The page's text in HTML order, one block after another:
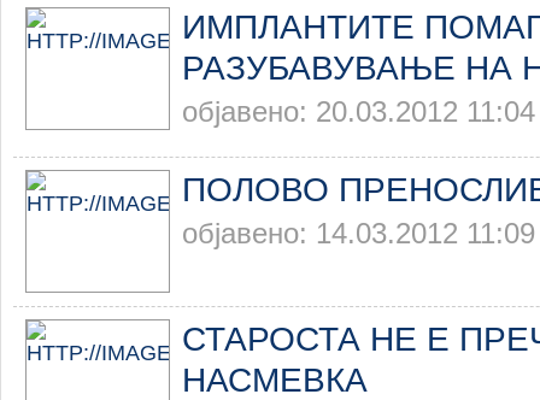
ИМПЛАНТИТЕ
РАЗУБАВУВАЊЕ НА
објавено: 20.03.2012 11:04
ПОЛОВО
објавено: 14.03.2012 11:09
СТАРОСТА НЕ Е
НАСМЕВКА